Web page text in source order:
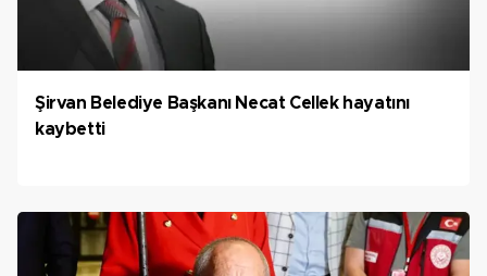
Şirvan Belediye Başkanı Necat Cellek hayatını
kaybetti